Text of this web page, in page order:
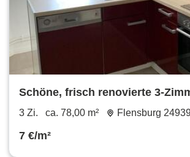
Schöne, frisch renovierte 3-
Wohnung in Flensburgs Norden
3 Zi. ca. 78,00 m² Flensburg
7 €/m²